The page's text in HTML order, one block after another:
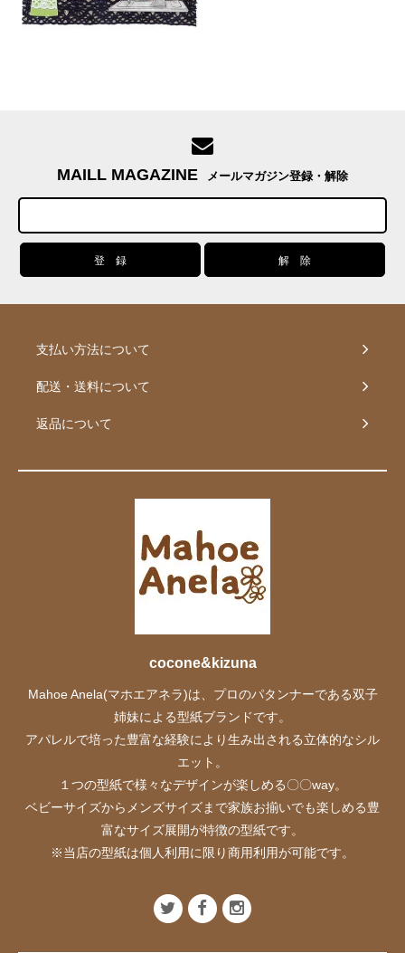
MAILL MAGAZINE メールマガジン登録・解除
支払い方法について
配送・送料について
返品について
cocone&kizuna
Mahoe Anela(マホエアネラ)は、プロのパタンナーである双子
姉妹による型紙ブランドです。
アパレルで培った豊富な経験により生み出される立体的なシル
エット。
１つの型紙で様々なデザインが楽しめる〇〇way。
ベビーサイズからメンズサイズまで家族お揃いでも楽しめる豊
富なサイズ展開が特徴の型紙です。
※当店の型紙は個人利用に限り商用利用が可能です。